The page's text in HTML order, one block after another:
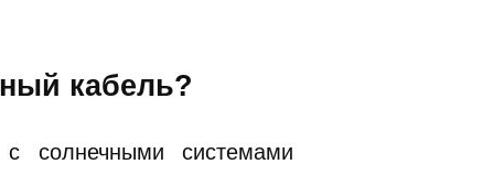
кабель?
солнечными системами